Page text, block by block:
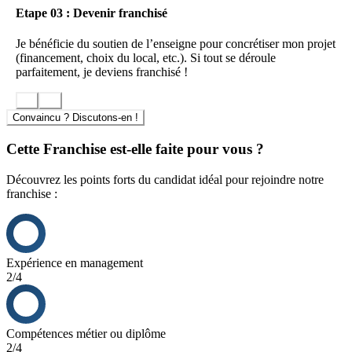
Etape 03 : Devenir franchisé
Je bénéficie du soutien de l’enseigne pour concrétiser mon projet
(financement, choix du local, etc.). Si tout se déroule
parfaitement, je deviens franchisé !
Convaincu ? Discutons-en !
Cette Franchise est-elle faite pour vous ?
Découvrez les points forts du candidat idéal pour rejoindre notre
franchise :
Expérience en management
2/4
Compétences métier ou diplôme
2/4